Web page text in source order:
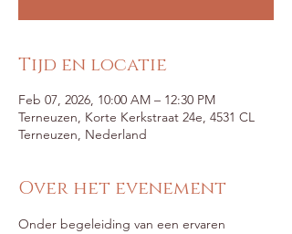
Tijd en locatie
Feb 07, 2026, 10:00 AM – 12:30 PM
Terneuzen, Korte Kerkstraat 24e, 4531 CL
Terneuzen, Nederland
Over het evenement
Onder begeleiding van een ervaren